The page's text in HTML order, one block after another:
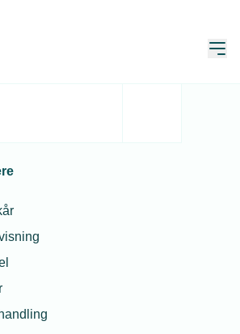
2025-2028 (Åbn som